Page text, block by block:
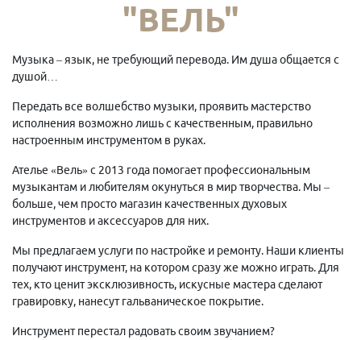
"ВЕЛЬ"
Музыка – язык, не требующий перевода. Им душа общается с
душой…
Передать все волшебство музыки, проявить мастерство
исполнения возможно лишь с качественным, правильно
настроенным инструментом в руках.
Ателье «Вель» с 2013 года помогает профессиональным
музыкантам и любителям окунуться в мир творчества. Мы –
больше, чем просто магазин качественных духовых
инструментов и аксессуаров для них.
Мы предлагаем услуги по настройке и ремонту. Наши клиенты
получают инструмент, на котором сразу же можно играть. Для
тех, кто ценит эксклюзивность, искусные мастера сделают
гравировку, нанесут гальваническое покрытие.
Инструмент перестал радовать своим звучанием?